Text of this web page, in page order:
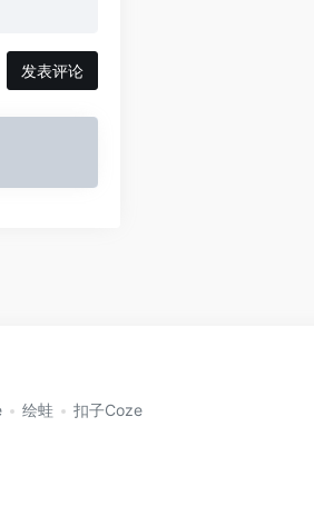
发表评论
绘蛙 扣子Coze